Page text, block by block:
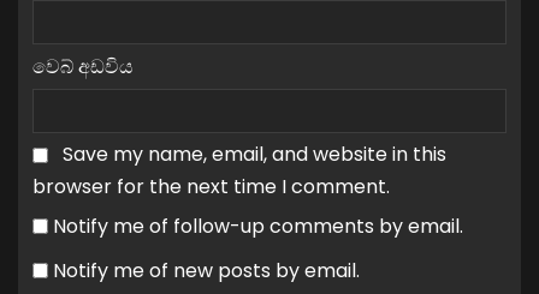
වෙබ් අඩවිය
Save my name, email, and website in this
browser for the next time I comment.
Notify me of follow-up comments by email.
Notify me of new posts by email.